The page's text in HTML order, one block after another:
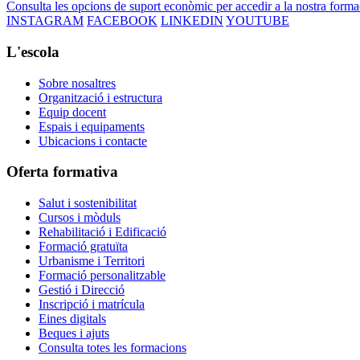
Consulta les opcions de suport econòmic per accedir a la nostra
INSTAGRAM FACEBOOK LINKEDIN YOUTUBE
L'escola
Sobre nosaltres
Organització i estructura
Equip docent
Espais i equipaments
Ubicacions i contacte
Oferta formativa
Salut i sostenibilitat
Cursos i mòduls
Rehabilitació i Edificació
Formació gratuïta
Urbanisme i Territori
Formació personalitzable
Gestió i Direcció
Inscripció i matrícula
Eines digitals
Beques i ajuts
Consulta totes les formacions